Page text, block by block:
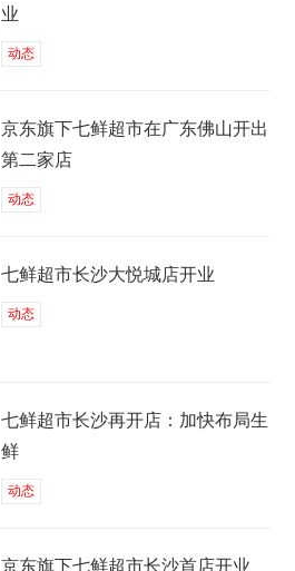
业
动态
京东旗下七鲜超市在广东佛山开出
第二家店
动态
七鲜超市长沙大悦城店开业
动态
七鲜超市长沙再开店：加快布局生
鲜
动态
京东旗下七鲜超市长沙首店开业